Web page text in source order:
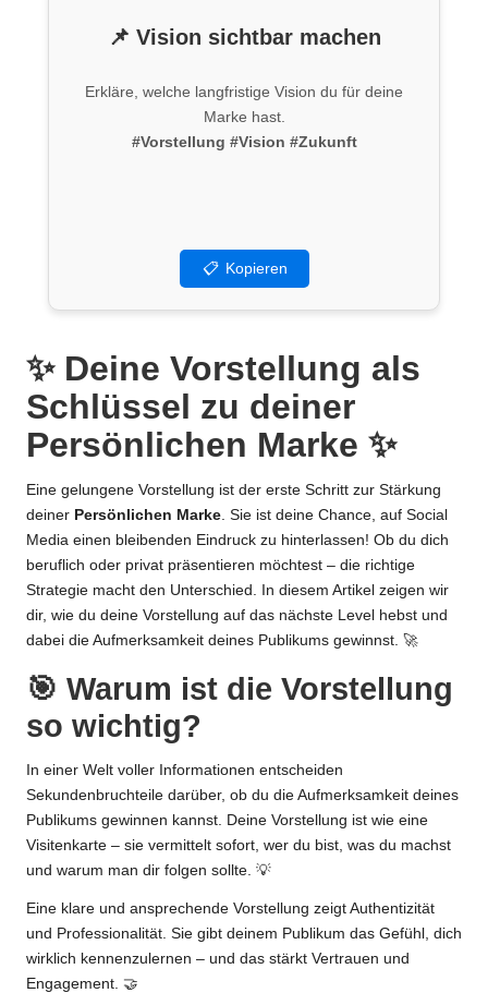
📌 Vision sichtbar machen
Erkläre, welche langfristige Vision du für deine
Marke hast.
#Vorstellung #Vision #Zukunft
📋 Kopieren
✨ Deine Vorstellung als
Schlüssel zu deiner
Persönlichen Marke ✨
Eine gelungene Vorstellung ist der erste Schritt zur Stärkung
deiner Persönlichen Marke. Sie ist deine Chance, auf Social
Media einen bleibenden Eindruck zu hinterlassen! Ob du dich
beruflich oder privat präsentieren möchtest – die richtige
Strategie macht den Unterschied. In diesem Artikel zeigen wir
dir, wie du deine Vorstellung auf das nächste Level hebst und
dabei die Aufmerksamkeit deines Publikums gewinnst. 🚀
🎯 Warum ist die Vorstellung
so wichtig?
In einer Welt voller Informationen entscheiden
Sekundenbruchteile darüber, ob du die Aufmerksamkeit deines
Publikums gewinnen kannst. Deine Vorstellung ist wie eine
Visitenkarte – sie vermittelt sofort, wer du bist, was du machst
und warum man dir folgen sollte. 💡
Eine klare und ansprechende Vorstellung zeigt Authentizität
und Professionalität. Sie gibt deinem Publikum das Gefühl, dich
wirklich kennenzulernen – und das stärkt Vertrauen und
Engagement. 🤝